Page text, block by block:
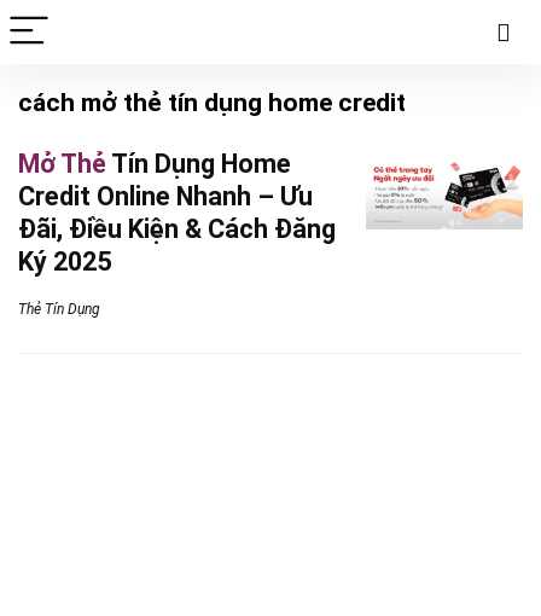
cách mở thẻ tín dụng home credit
Mở Thẻ Tín Dụng Home
Credit Online Nhanh – Ưu
Đãi, Điều Kiện & Cách Đăng
Ký 2025
Thẻ Tín Dụng